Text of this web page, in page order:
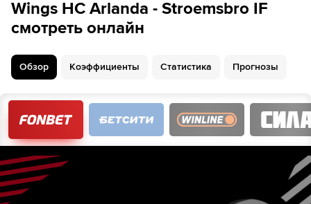
2-й период
Carl Aronsson
Wings HC Arlanda - Stroemsbro IF
смотреть онлайн
Обзор Коэффициенты Статистика Прогнозы